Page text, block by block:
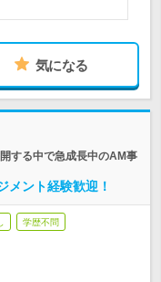
気になる
する中で急成長中のAM事
メント経験歓迎！
学歴不問